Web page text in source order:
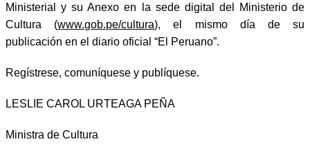
Ministerial y su Anexo en la sede digital del Ministerio de
Cultura (www.gob.pe/cultura), el mismo día de su
publicación en el diario oficial “El Peruano”.
Regístrese, comuníquese y publíquese.
LESLIE CAROL URTEAGA PEÑA
Ministra de Cultura